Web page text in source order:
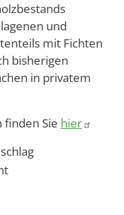
und
mit Fichten
bisherigen
in privatem
Sie hier